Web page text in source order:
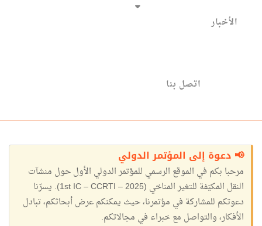
الأخبار
اتصل بنا
📢 دعوة إلى المؤتمر الدولي
مرحبا بكم في الموقع الرسمي للمؤتمر الدولي الأول حول منشآت
النقل المكيّفة للتغير المناخي (1st IC – CCRTI – 2025). يسرّنا
دعوتكم للمشاركة في مؤتمرنا، حيث يمكنكم عرض أبحاثكم، تبادل
الأفكار، والتواصل مع خبراء في مجالاتكم.